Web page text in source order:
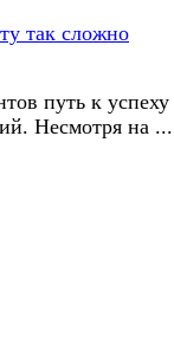
путь к успеху
Несмотря на ...